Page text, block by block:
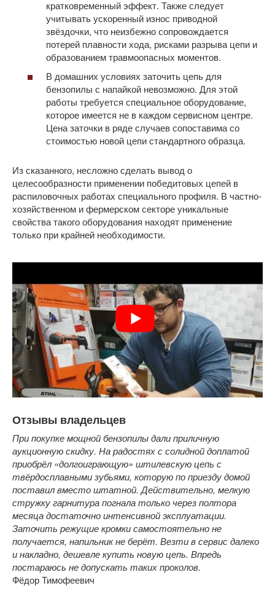
кратковременный эффект. Также следует
учитывать ускоренный износ приводной
звёздочки, что неизбежно сопровождается
потерей плавности хода, рисками разрыва цепи и
образованием травмоопасных моментов.
В домашних условиях заточить цепь для
бензопилы с напайкой невозможно. Для этой
работы требуется специальное оборудование,
которое имеется не в каждом сервисном центре.
Цена заточки в ряде случаев сопоставима со
стоимостью новой цепи стандартного образца.
Из сказанного, несложно сделать вывод о
целесообразности применении победитовых цепей в
распиловочных работах специального профиля. В частно-
хозяйственном и фермерском секторе уникальные
свойства такого оборудования находят применение
только при крайней необходимости.
Отзывы владельцев
При покупке мощной бензопилы дали приличную
аукционную скидку. На радостях с солидной доплатой
приобрёл «долгоиграющую» штилевскую цепь с
твёрдосплавными зубьями, которую по приезду домой
поставил вместо штатной. Действительно, мелкую
стружку гарнитура погнала только через полтора
месяца достаточно интенсивной эксплуатации.
Заточить режущие кромки самостоятельно не
получается, напильник не берёт. Везти в сервис далеко
и накладно, дешевле купить новую цепь. Впредь
постараюсь не допускать таких проколов.
Фёдор Тимофеевич